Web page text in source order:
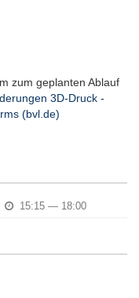
zum geplanten Ablauf
3D-Druck -
(bvl.de)
15:15 — 18:00